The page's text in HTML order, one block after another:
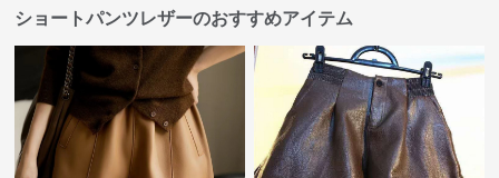
ショートパンツレザーのおすすめアイテム